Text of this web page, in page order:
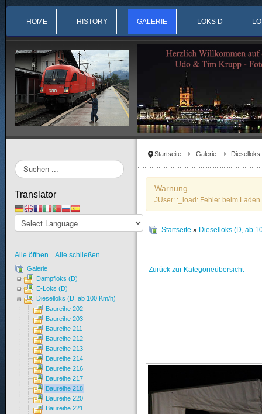
HOME HISTORY GALERIE LOKS D
Startseite Galerie
Warnung
JUser: :_load: Fehler beim
Startseite » Dieselloks (D, ab
Zurück zur Kategorieübersicht
Suchen
...
Translator
Alle öffnen Alle schließen
Galerie
Dampfloks (D)
E-Loks (D)
Dieselloks (D, ab 100 Km/h)
Baureihe 202
Baureihe 203
Baureihe 211
Baureihe 212
Baureihe 213
Baureihe 214
Baureihe 216
Baureihe 217
Baureihe 218
Baureihe 220
Baureihe 221